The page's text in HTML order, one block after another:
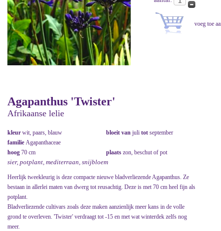
Agapanthus 'Twister'
Afrikaanse lelie
kleur wit, paars, blauw bloeit van juli tot september
familie Agapanthaceae
hoog 70 cm plaats zon, beschut of pot
sier, potplant, mediterraan, snijbloem
Heerlijk tweekleurig is deze compacte nieuwe bladverliezende Agapanthus. Ze
bestaan in allerlei maten van dwerg tot reusachtig. Deze is met 70 cm heel fijn als
potplant.
Bladverliezende cultivars zoals deze maken aanzienlijk meer kans in de volle
grond te overleven. 'Twister' verdraagt tot -15 en met wat winterdek zelfs nog
meer.